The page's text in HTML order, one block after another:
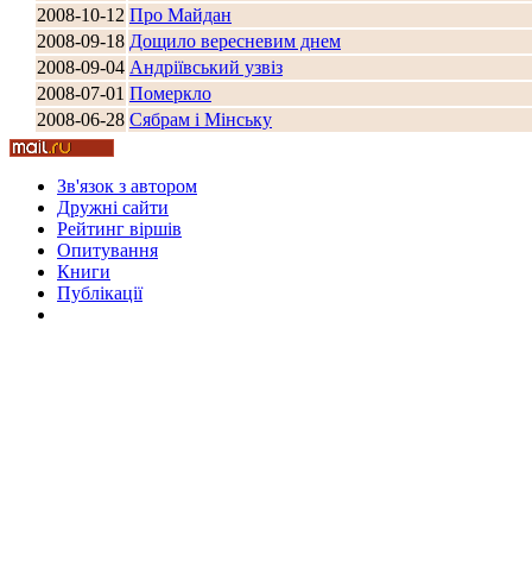
2008-10-12 Про Майдан
2008-09-18 Дощило вересневим днем
2008-09-04 Андріївський узвіз
2008-07-01 Померкло
2008-06-28 Сябрам і Мінську
Зв'язок з автором
Дружні cайти
Рейтинг віршів
Опитування
Книги
Публікації